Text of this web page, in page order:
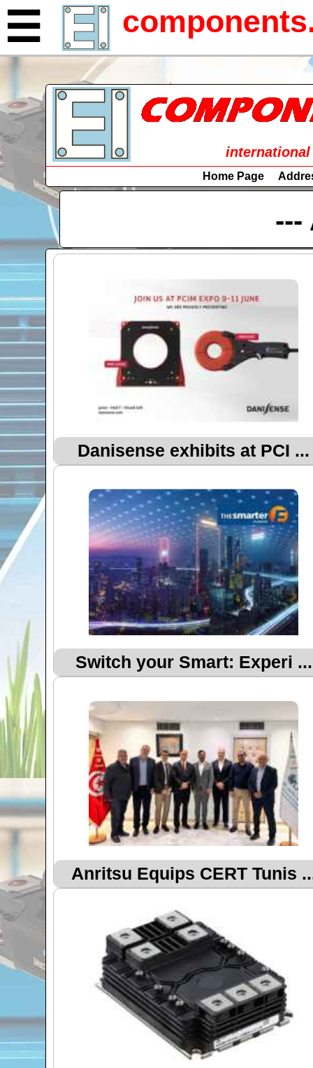
☰
Home Page
---
Danisense exhibits at PCI ...
Switch your Smart: Experi ...
Anritsu Equips CERT Tunis